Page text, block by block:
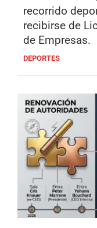
recorrido
recibirse de
de Empresas.
DEPORTES